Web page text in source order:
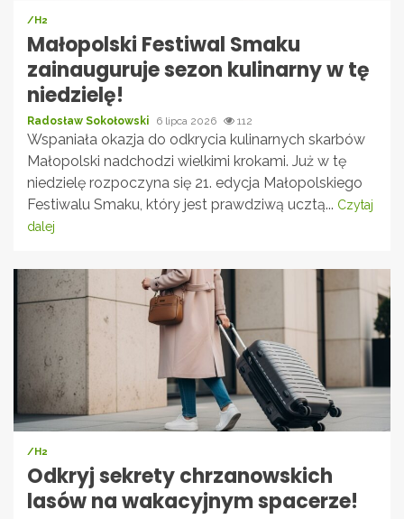
/H2
Małopolski Festiwal Smaku
zainauguruje sezon kulinarny w tę
niedzielę!
Radosław Sokołowski 6 lipca 2026 112
Wspaniała okazja do odkrycia kulinarnych skarbów
Małopolski nadchodzi wielkimi krokami. Już w tę
niedzielę rozpoczyna się 21. edycja Małopolskiego
Festiwalu Smaku, który jest prawdziwą ucztą... Czytaj
dalej
/H2
Odkryj sekrety chrzanowskich
lasów na wakacyjnym spacerze!